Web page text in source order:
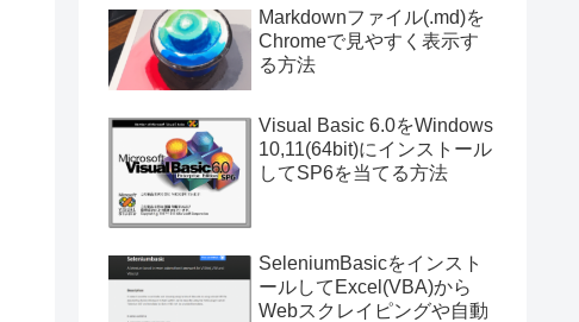
Markdownファイル(.md)を
Chromeで見やすく表示す
る方法
Visual Basic 6.0をWindows
10,11(64bit)にインストール
してSP6を当てる方法
SeleniumBasicをインスト
ールしてExcel(VBA)から
Webスクレイピングや自動